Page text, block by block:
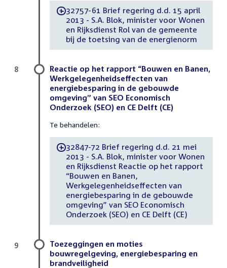
-32757-61 Brief regering d.d. 15 april
2013 - S.A. Blok, minister voor Wonen
en Rijksdienst Rol van de gemeente
bij de toetsing van de energienorm
Reactie op het rapport “Bouwen en Banen,
Werkgelegenheidseffecten van
energiebesparing in de gebouwde
omgeving” van SEO Economisch
Onderzoek (SEO) en CE Delft (CE)
Te behandelen:
-32847-72 Brief regering d.d. 21 mei
2013 - S.A. Blok, minister voor Wonen
en Rijksdienst Reactie op het rapport
“Bouwen en Banen,
Werkgelegenheidseffecten van
energiebesparing in de gebouwde
omgeving” van SEO Economisch
Onderzoek (SEO) en CE Delft (CE)
8
Toezeggingen en moties
bouwregelgeving, energiebesparing en
brandveiligheid
9